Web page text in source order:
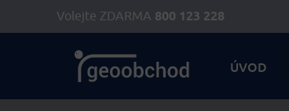
Volejte ZDARMA 800 123 228
ÚVOD